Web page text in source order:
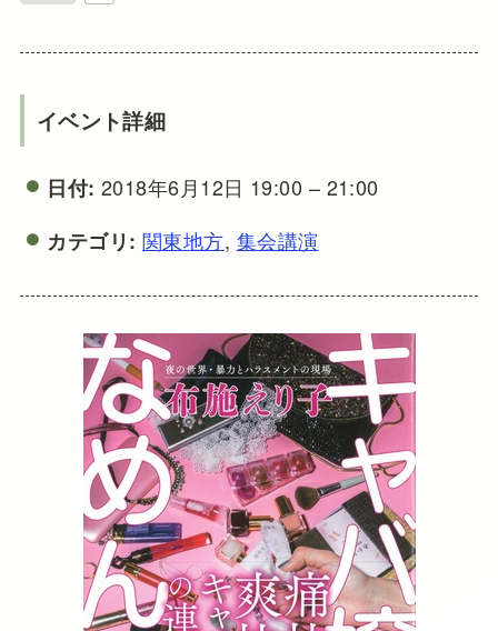
イベント詳細
日付: 2018年6月12日 19:00 – 21:00
カテゴリ: 関東地方, 集会講演